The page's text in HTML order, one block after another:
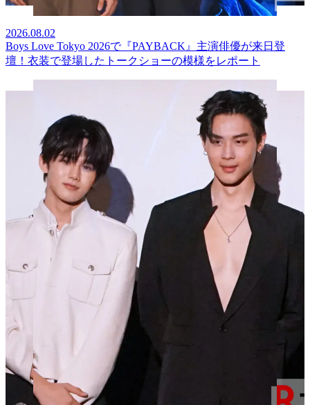
2026.08.02
Boys Love Tokyo 2026で『PAYBACK』主演俳優が来日登
壇！衣装で登場したトークショーの模様をレポート